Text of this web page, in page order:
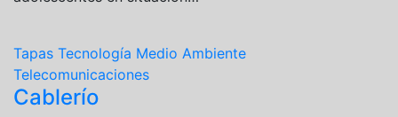
Tapas Tecnología Medio Ambiente
Telecomunicaciones
Cablerío